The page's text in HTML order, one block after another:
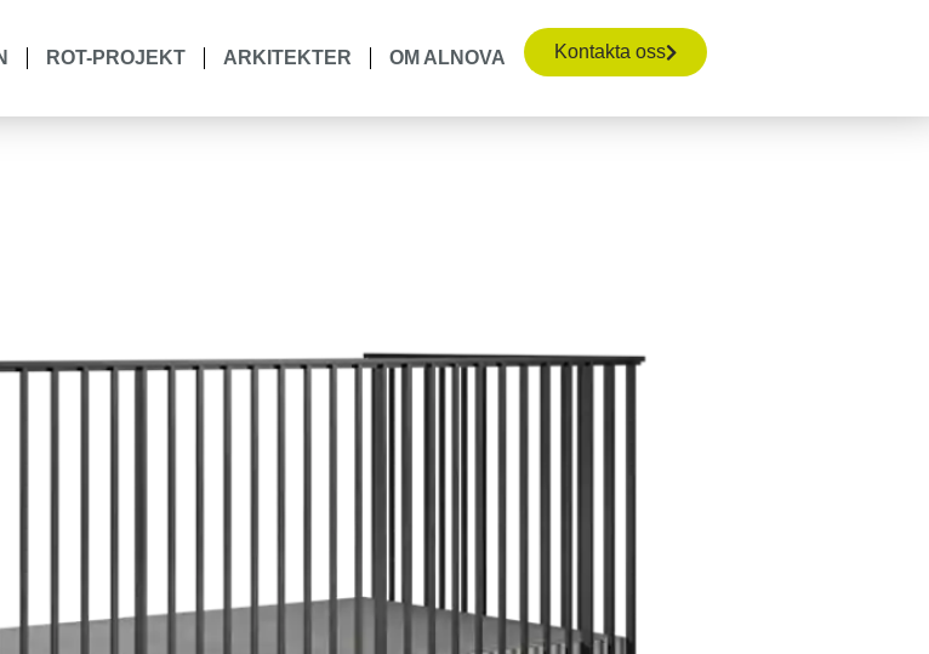
ROT-PROJEKT ARKITEKTER OM ALNOVA Kontakta oss